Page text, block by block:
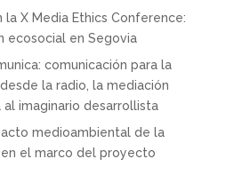
la X Media Ethics Conference:
ecosocial en Segovia
comunicación para la
la radio, la mediación
imaginario desarrollista
medioambiental de la
el marco del proyecto